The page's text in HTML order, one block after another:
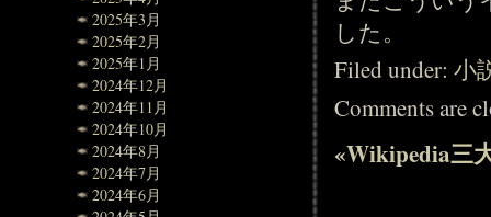
2025年3月
2025年2月
2025年1月
2024年12月
2024年11月
2024年10月
2024年8月
2024年7月
2024年6月
した。
Filed under:小
Comments are
«Wikipedia三